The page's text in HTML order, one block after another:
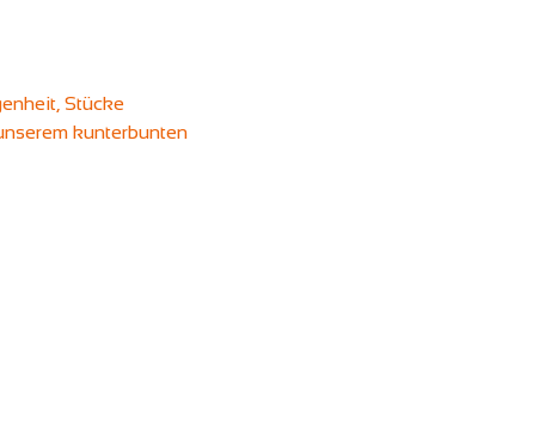
Stücke
kunterbunten